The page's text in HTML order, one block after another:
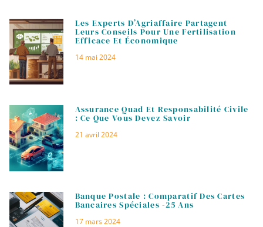
Les Experts D’Agriaffaire Partagent
Leurs Conseils Pour Une Fertilisation
Efficace Et Économique
14 mai 2024
Assurance Quad Et Responsabilité Civile
: Ce Que Vous Devez Savoir
21 avril 2024
Banque Postale : Comparatif Des Cartes
Bancaires Spéciales -25 Ans
17 mars 2024